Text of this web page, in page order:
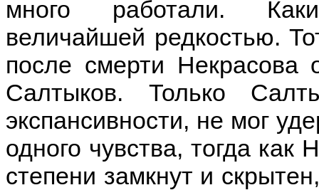
много работали.
величайшей редкостью.
после смерти Некрасова
Салтыков. Только
экспансивности, не мог
одного чувства, тогда
степени замкнут и